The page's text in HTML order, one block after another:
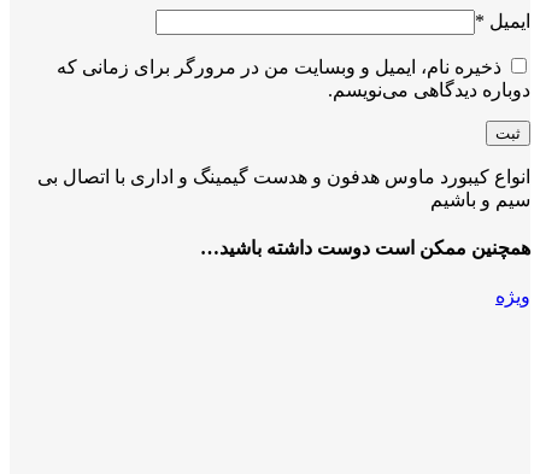
ایمیل *
ذخیره نام، ایمیل و وبسایت من در مرورگر برای زمانی که
دوباره دیدگاهی می‌نویسم.
انواع کیبورد ماوس هدفون و هدست گیمینگ و اداری با اتصال بی
سیم و باشیم
همچنین ممکن است دوست داشته باشید…
ویژه